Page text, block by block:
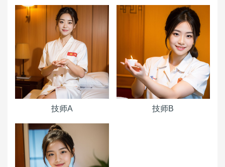
技师A 技师B